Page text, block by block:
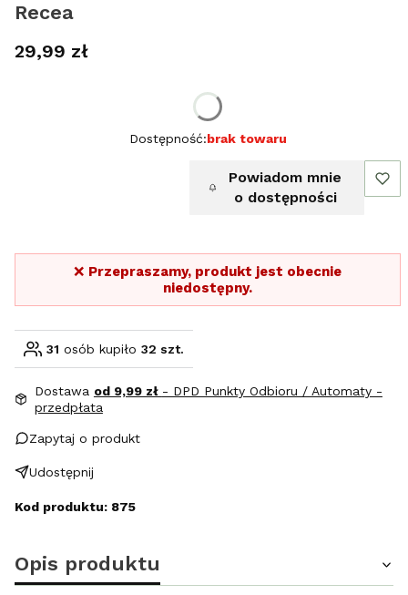
Recea
Cena
29,99 zł
Dostępność:brak towaru
Powiadom mnie
o dostępności
❌ Przepraszamy, produkt jest obecnie
niedostępny.
31 osób kupiło 32 szt.
Dostawa od 9,99 zł - DPD Punkty Odbioru / Automaty -
przedpłata
Zapytaj o produkt
Udostępnij
Kod produktu: 875
Opis produktu